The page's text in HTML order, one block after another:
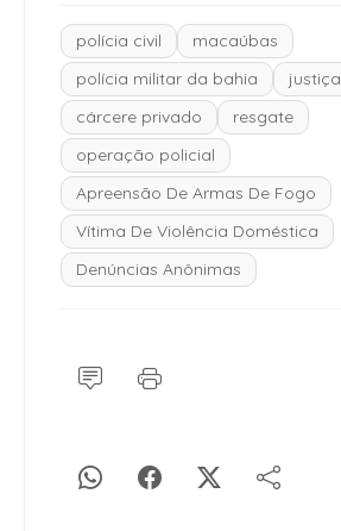
polícia civil
macaúbas
polícia militar da bahia
justiça
cárcere privado
resgate
operação policial
Apreensão De Armas De Fogo
Vítima De Violência Doméstica
Denúncias Anônimas